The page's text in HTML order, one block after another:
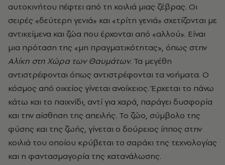
αυτοκινήτου πέφτει από τη κοιλιά μιας ζέβρας. Οι
σειρές «δεύτερη γενιά» και «τρίτη γενιά» σχετίζονται με
αντικείμενα και ζώα που έρχονται από «αλλού». Είναι
μια πρόταση της «μη πραγματικότητας», όπως στην
Αλίκη στη Χώρα των Θαυμάτων. Τα μεγέθη
αντιστρέφονται όπως αντιστρέφονται τα νοήματα. Ο
κόσμος από οικείος γίνεται ανοίκειος. Έρχεται το πάνω
κάτω και το παιχνίδι, αντί για χαρά, παράγει δυσφορία
και την αίσθηση της απειλής. Το ζώο, σύμβολο της
φύσης και της ζωής, γίνεται ο δούρειος ίππος στην
κοιλιά του οποίου κρύβεται το σαράκι της τεχνολογίας
και η φαντασμαγορία της κατανάλωσης.